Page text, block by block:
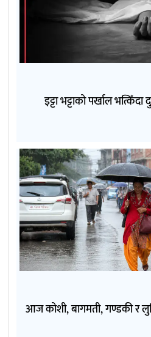
इट्टा भट्टाको पर्खाल
आज कोशी, बागमती, गण्डकी र